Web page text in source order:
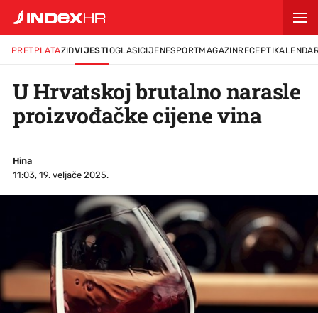
PRETPLATAZIDVIJESTIOGLASICIJENESPORTMAGAZINRECEPTI
U Hrvatskoj brutalno narasle
proizvođačke cijene vina
Hina
11:03, 19. veljače 2025.